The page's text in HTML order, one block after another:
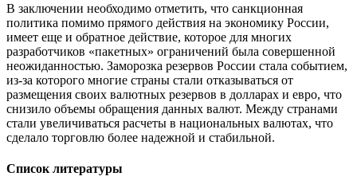
В заключении необходимо отметить, что санкционная
политика помимо прямого действия на экономику России,
имеет еще и обратное действие, которое для многих
разработчиков «пакетных» ограничений была совершенной
неожиданностью. Заморозка резервов России стала событием,
из-за которого многие страны стали отказываться от
размещения своих валютных резервов в долларах и евро, что
снизило объемы обращения данных валют. Между странами
стали увеличиваться расчеты в национальных валютах, что
сделало торговлю более надежной и стабильной.
Список литературы